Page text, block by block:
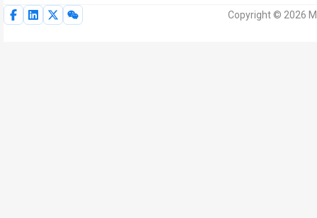
Copyright © 2026